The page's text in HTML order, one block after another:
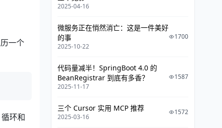
一个
环和
2025-04-16
微服务正在悄然消亡：这是一件美好
的事
2025-10-22
1700
代码量减半！SpringBoot 4.0 的
BeanRegistrar 到底有多香？
2025-11-17
1587
三个 Cursor 实用 MCP 推荐
2025-03-16
1572